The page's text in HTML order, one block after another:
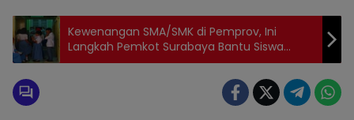
Kewenangan SMA/SMK di Pemprov, Ini
Langkah Pemkot Surabaya Bantu Siswa
Miskin